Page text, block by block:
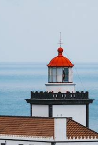
de voyages au
au Portugal ?